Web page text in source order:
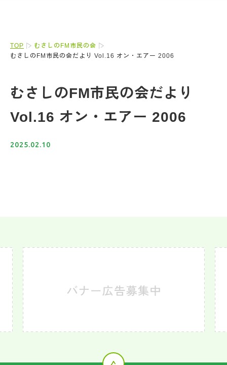
TOP
むさしのFM市民の会
むさしのFM市民の会だより Vol.16 オン・エアー 2006
むさしのFM市民の会だより
Vol.16 オン・エアー 2006
2025.02.10